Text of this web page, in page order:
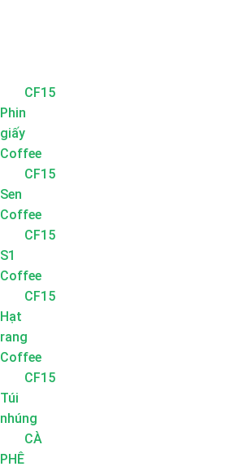
CF15
Phin
giấy
Coffee
CF15
Sen
Coffee
CF15
S1
Coffee
CF15
Hạt
rang
Coffee
CF15
Túi
nhúng
CÀ
PHÊ